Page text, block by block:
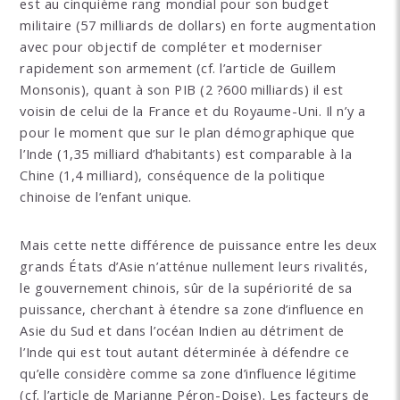
est au cinquième rang mondial pour son budget
militaire (57 milliards de dollars) en forte augmentation
avec pour objectif de compléter et moderniser
rapidement son armement (cf. l’article de Guillem
Monsonis), quant à son PIB (2 ?600 milliards) il est
voisin de celui de la France et du Royaume-Uni. Il n’y a
pour le moment que sur le plan démographique que
l’Inde (1,35 milliard d’habitants) est comparable à la
Chine (1,4 milliard), conséquence de la politique
chinoise de l’enfant unique.
Mais cette nette différence de puissance entre les deux
grands États d’Asie n’atténue nullement leurs rivalités,
le gouvernement chinois, sûr de la supériorité de sa
puissance, cherchant à étendre sa zone d’influence en
Asie du Sud et dans l’océan Indien au détriment de
l’Inde qui est tout autant déterminée à défendre ce
qu’elle considère comme sa zone d’influence légitime
(cf. l’article de Marianne Péron-Doise). Les facteurs de